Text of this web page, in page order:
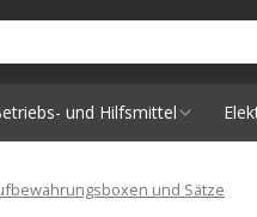
und Hilfsmittel
und Sätze